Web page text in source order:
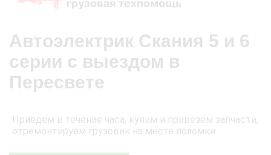
Автоэлектрик Скания 5 и 6
серии с выездом в
Пересвете
Приедем в течение часа, купим и привезём запчасти,
отремонтируем грузовик на месте поломки